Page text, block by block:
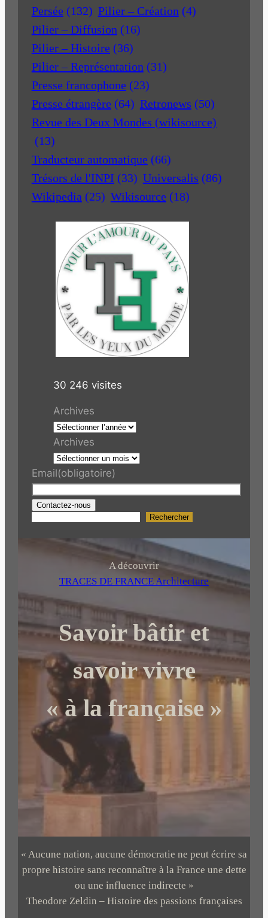
Persée (132) Pilier – Création (4)
Pilier – Diffusion (16)
Pilier – Histoire (36)
Pilier – Représentation (31)
Presse francophone (23)
Presse étrangère (64) Retronews (50)
Revue des Deux Mondes (wikisource)
(13)
Traducteur automatique (66)
Trésors de l'INPI (33) Universalis (86)
Wikipedia (25) Wikisource (18)
30 246 visites
Archives
Archives
Email(obligatoire)
Contactez-nous
r
c
h
r
Rechercher
A découvrir
TRACES DE FRANCE Architecture
Savoir bâtir et
savoir vivre
« à la française »
« Aucune nation, aucune démocratie ne peut écrire sa
propre histoire sans reconnaître à la France une dette
ou une influence indirecte »
Theodore Zeldin – Histoire des passions françaises